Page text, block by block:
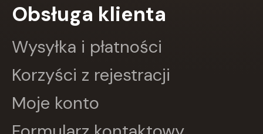
KOS
KROPKA
KSIĄŻNICA
Księży Młyn
LANGENSCHEIDT
LEKTORKLETT
Literat
LITERATURA
Obsługa klienta
Wysyłka i płatności
Korzyści z rejestracji
Moje konto